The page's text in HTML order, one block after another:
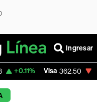
Ingresar
Visa 362.50 -2.15%